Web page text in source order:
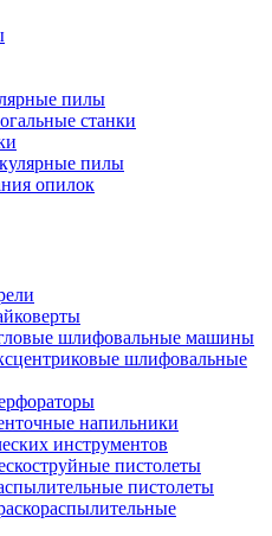
пилы
станки
пилы
опилок
шлифовальные машины
шлифовальные
напильники
инструментов
пистолеты
пистолеты